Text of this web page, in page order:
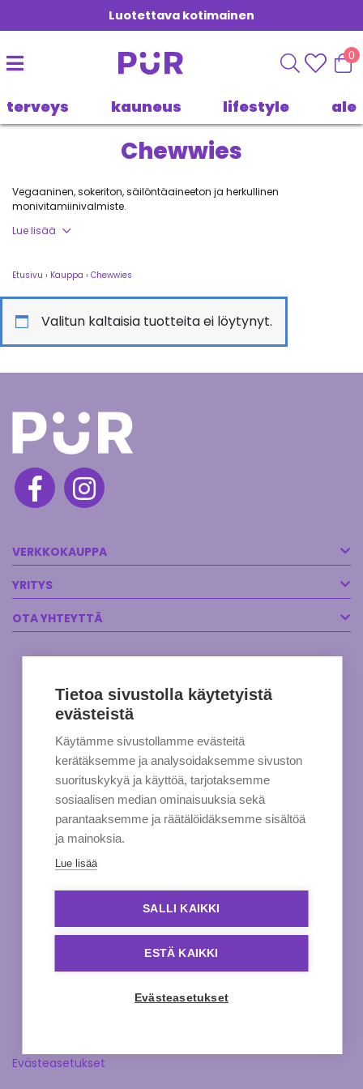
Luotettava kotimainen
0
terveys kauneus lifestyle ale
Chewwies
Vegaaninen, sokeriton, säilöntäaineeton ja herkullinen
monivitamiinivalmiste.
Chewwiesin perusti joukko terveydenhuollon ammattilaisia, jotka
sopien heidän ruokavaliovaatimuksiinsa.
Yrityksen pyrkimyksenä on tutkia laajasti ja tuottaa puhtaimmat,
sopivimmat vegaani-, kasvis-, halal- ja kosher-tuotteet.
Pehmeä, pureskeltava koostumus on lapsille helppo ja hauska ottaa
Chewwies tuotteet eivät sisällä sokeria, gelatiinia, alkoholia,
gluteenia, maitotuotteita, allergeeneja, keinotekoisia väri-, maku- tai
säilöntäaineita.
Lue lisää
Etusivu › Kauppa › Chewwies
Valitun kaltaisia tuotteita ei löytynyt.
VERKKOKAUPPA
YRITYS
OTA YHTEYTTÄ
Evästeasetukset
Tietoa sivustolla käytetyistä
evästeistä
Käytämme sivustollamme evästeitä
kerätäksemme ja analysoidaksemme sivuston
suorituskykyä ja käyttöä, tarjotaksemme
sosiaalisen median ominaisuuksia sekä
parantaaksemme ja räätälöidäksemme sisältöä
ja mainoksia.
Lue lisää
SALLI KAIKKI
ESTÄ KAIKKI
Evästeasetukset